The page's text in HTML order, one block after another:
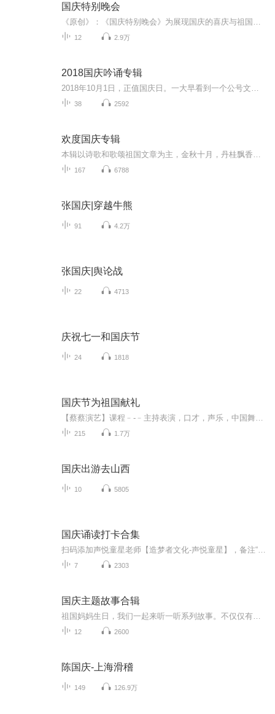
国庆特别晚会
12 2.9万
2018国庆吟诵专辑
38 2592
欢度国庆专辑
167 6788
张国庆|穿越牛熊
91 4.2万
张国庆|舆论战
22 4713
庆祝七一和国庆节
24 1818
国庆节为祖国献礼
215 1.7万
国庆出游去山西
10 5805
国庆诵读打卡合集
7 2303
国庆主题故事合辑
12 2600
陈国庆-上海滑稽
149 126.9万